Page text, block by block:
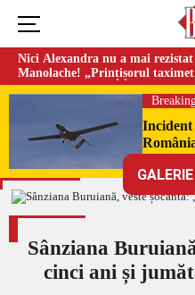
Nici Alexandra nu a mai
Manolache! „Prințișorul
doi ani de căsnicie
de
Sânziana
cinci ani și